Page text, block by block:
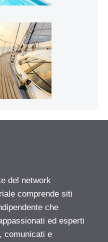
del network
comprende siti
che
ed esperti
comunicati e